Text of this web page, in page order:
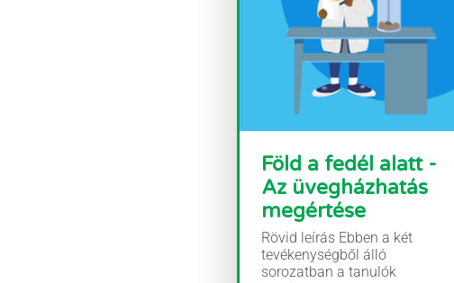
Föld a fedél alatt -
Az üvegházhatás
megértése
Rövid leírás Ebben a két
tevékenységből álló
sorozatban a tanulók